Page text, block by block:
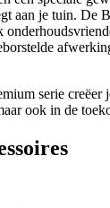
aan je tuin. De
serie creëer
ook in de